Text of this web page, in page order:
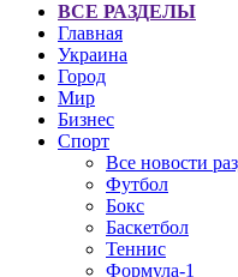
ВСЕ РАЗДЕЛЫ
Главная
Украина
Город
Мир
Бизнес
Спорт
Все новости
Футбол
Бокс
Баскетбол
Теннис
Формула-1